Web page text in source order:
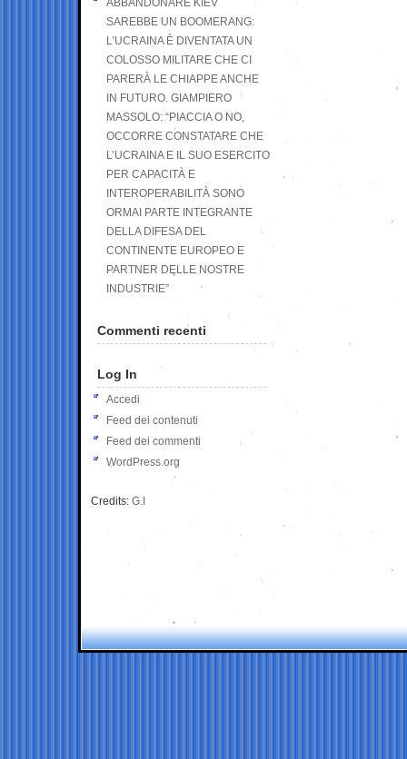
ABBANDONARE KIEV
SAREBBE UN BOOMERANG:
L’UCRAINA È DIVENTATA UN
COLOSSO MILITARE CHE CI
PARERÀ LE CHIAPPE ANCHE
IN FUTURO. GIAMPIERO
MASSOLO: “PIACCIA O NO,
OCCORRE CONSTATARE CHE
L’UCRAINA E IL SUO ESERCITO
PER CAPACITÀ E
INTEROPERABILITÀ SONO
ORMAI PARTE INTEGRANTE
DELLA DIFESA DEL
CONTINENTE EUROPEO E
PARTNER DELLE NOSTRE
INDUSTRIE”
Commenti recenti
Log In
Accedi
Feed dei contenuti
Feed dei commenti
WordPress.org
Credits: G.I